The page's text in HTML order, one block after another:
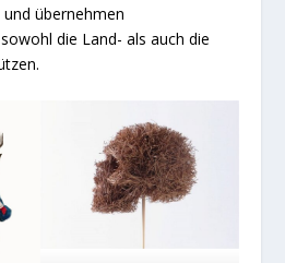
übernehmen
die Land- als auch die